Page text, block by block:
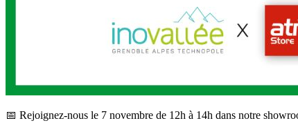
📅 Rejoignez-nous le 7 novembre de 12h à 14h dans notre